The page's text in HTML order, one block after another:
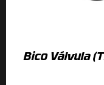
Bico Válvula